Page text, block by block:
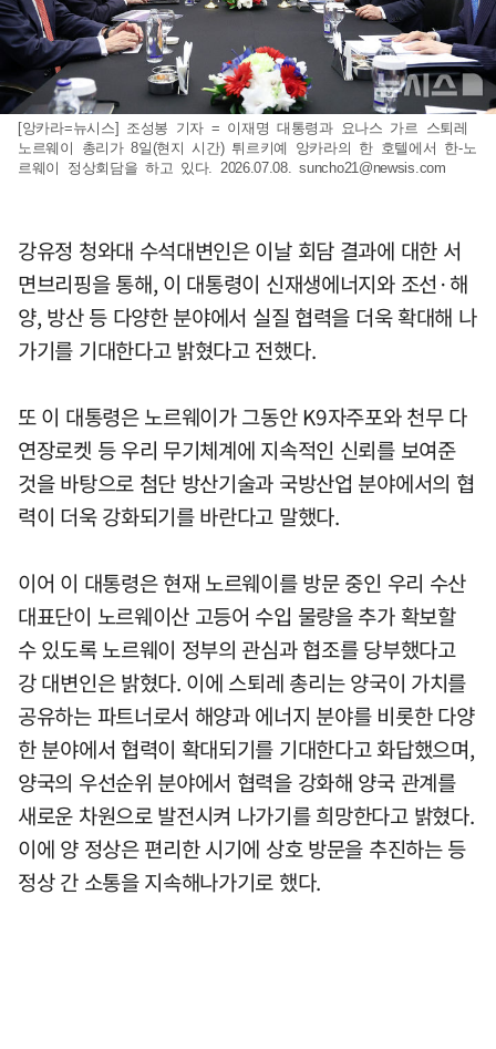
[앙카라=뉴시스] 조성봉 기자 = 이재명 대통령과 요나스 가르 스퇴레
노르웨이 총리가 8일(현지 시간) 튀르키예 앙카라의 한 호텔에서 한-노
르웨이 정상회담을 하고 있다. 2026.07.08.suncho21@newsis.com
강유정 청와대 수석대변인은 이날 회담 결과에 대한 서
면브리핑을 통해, 이 대통령이 신재생에너지와 조선·해
양, 방산 등 다양한 분야에서 실질 협력을 더욱 확대해 나
가기를 기대한다고 밝혔다고 전했다.
또 이 대통령은 노르웨이가 그동안 K9자주포와 천무 다
연장로켓 등 우리 무기체계에 지속적인 신뢰를 보여준
것을 바탕으로 첨단 방산기술과 국방산업 분야에서의 협
력이 더욱 강화되기를 바란다고 말했다.
이어 이 대통령은 현재 노르웨이를 방문 중인 우리 수산
대표단이 노르웨이산 고등어 수입 물량을 추가 확보할
수 있도록 노르웨이 정부의 관심과 협조를 당부했다고
강 대변인은 밝혔다. 이에 스퇴레 총리는 양국이 가치를
공유하는 파트너로서 해양과 에너지 분야를 비롯한 다양
한 분야에서 협력이 확대되기를 기대한다고 화답했으며,
양국의 우선순위 분야에서 협력을 강화해 양국 관계를
새로운 차원으로 발전시켜 나가기를 희망한다고 밝혔다.
이에 양 정상은 편리한 시기에 상호 방문을 추진하는 등
정상 간 소통을 지속해나가기로 했다.